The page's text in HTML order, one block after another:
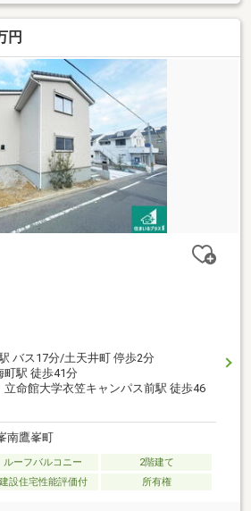
円
バス17分/土天井町 停歩2分
駅 徒歩41分
命館大学衣笠キャンパス前駅 徒歩46
南鷹峯町
ルーフバルコニー
2階建て
建設住宅性能評価付 所有権